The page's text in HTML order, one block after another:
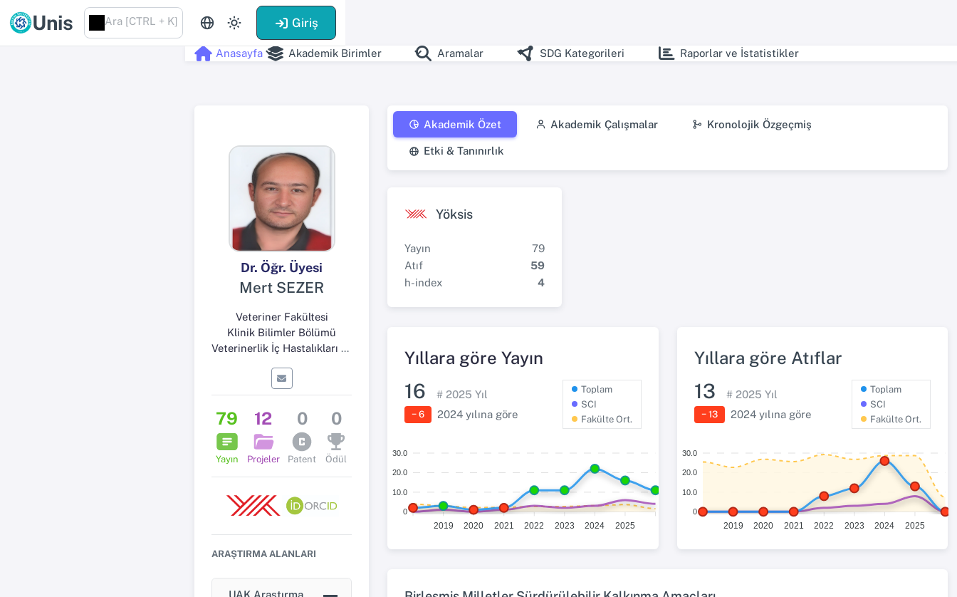
Unis Ara [CTRL + K] Giriş
Anasayfa Akademik Birimler Aramalar SDG Kategorileri Raporlar ve İstatistikler
Dr. Öğr. Üyesi
Mert SEZER
Veteriner Fakültesi
Klinik Bilimler Bölümü
Veterinerlik İç Hastalıkları Anabilim Dalı
79
Yayın
12
Projeler
0
Patent
0
Ödül
ARAŞTIRMA ALANLARI
UAK Araştırma
Akademik Özet Akademik Çalışmalar Kronolojik Özgeçmiş
Etki & Tanınırlık
Yöksis
Yayın
79
Atıf
59
h-index
4
Yıllara göre Yayın
16 # 2025 Yıl
− 6 2024 yılına göre
Toplam
SCI
Fakülte Ort.
30.0
20.0
10.0
0
2019 2020 2021 2022 2023 2024 2025
Yıllara göre Atıflar
13 # 2025 Yıl
− 13 2024yılına göre
Toplam
SCI
Fakülte Ort.
30.0
20.0
10.0
0
2019 2020 2021 2022 2023 2024 2025